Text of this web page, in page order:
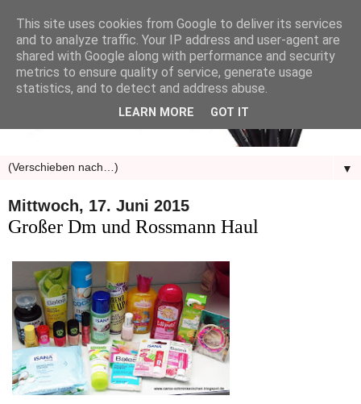
▼
Mittwoch, 17. Juni 2015
Großer Dm und Rossmann Haul
This site uses cookies from Google to deliver its services
and to analyze traffic. Your IP address and user-agent are
shared with Google along with performance and security
metrics to ensure quality of service, generate usage
statistics, and to detect and address abuse.
LEARN MORE GOT IT